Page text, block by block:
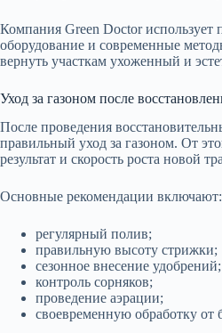
Компания Green Doctor использует
оборудование и современные
вернуть участкам ухоженный и
Уход за газоном после
После проведения
правильный уход за газоном. От
результат и скорость роста новой
Основные рекомендации включают:
регулярный полив;
правильную высоту стрижки;
сезонное внесение удобрений;
контроль сорняков;
проведение аэрации;
своевременную обработку от